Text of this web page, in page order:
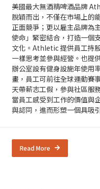
美國最大無酒精啤酒品牌
脫穎而出，不僅在市場上的
正面競爭；更以雇主品牌為
使命」緊密結合，打造一個
文化。Athletic 提供員工持
一樣思考並參與經營。也提
辦公室設有健身設施年使用
畫，員工可前往全球運動賽
天帶薪志工假，參與社區服
當員工感受到工作的價值與
與認同，進而形塑一個具吸
Read More